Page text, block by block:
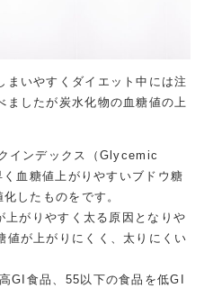
まいやすくダイエット中には注
ましたが炭水化物の血糖値の上
インデックス（Glycemic
血糖値上がりやすいブドウ糖
したものをです。
がりやすく太る原因となりや
値が上がりにくく、太りにくい
GI食品、55以下の食品を低GI